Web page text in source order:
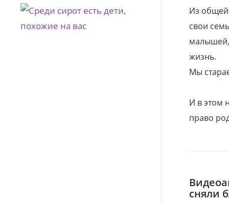
Из общей
свои
малышей,
жизнь.
Мы
И в этом
право
сняли